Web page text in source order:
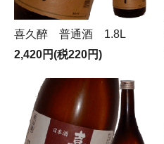
喜久醉 普通酒 1.8L
2,420円(税220円)